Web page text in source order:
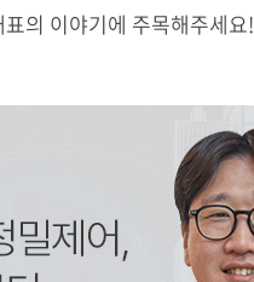
의 이야기에 주목해주세요!